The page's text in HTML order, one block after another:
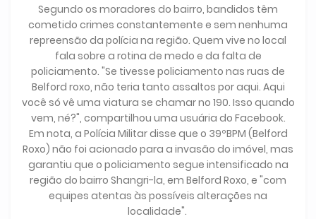
Segundo os moradores do bairro, bandidos têm
cometido crimes constantemente e sem nenhuma
repreensão da polícia na região. Quem vive no local
fala sobre a rotina de medo e da falta de
policiamento. "Se tivesse policiamento nas ruas de
Belford roxo, não teria tanto assaltos por aqui. Aqui
você só vê uma viatura se chamar no 190. Isso quando
vem, né?", compartilhou uma usuária do Facebook.
Em nota, a Polícia Militar disse que o 39ºBPM (Belford
Roxo) não foi acionado para a invasão do imóvel, mas
garantiu que o policiamento segue intensificado na
região do bairro Shangri-la, em Belford Roxo, e "com
equipes atentas às possíveis alterações na
localidade".